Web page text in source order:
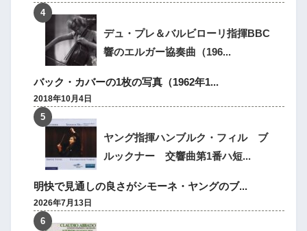
デュ・プレ＆バルビローリ指揮BBC
響のエルガー協奏曲（196...
バック・カバーの1枚の写真（1962年1...
2018年10月4日
ヤング指揮ハンブルク・フィル ブ
ルックナー 交響曲第1番ハ短...
明快で見通しの良さがシモーネ・ヤングのブ...
2026年7月13日